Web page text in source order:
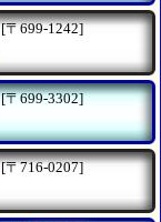
[〒699-1242]
[〒699-3302]
[〒716-0207]